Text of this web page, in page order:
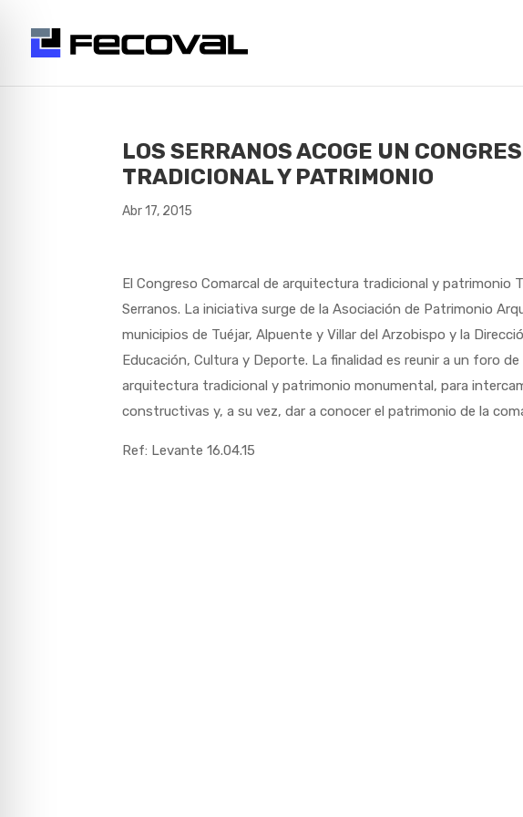
LOS SERRANOS ACOGE UN
TRADICIONAL Y PATRIMONIO
Abr 17, 2015
El Congreso Comarcal de arquitectura tradicional y patrimonio
Serranos. La iniciativa surge de la Asociación de Patrimonio
municipios de Tuéjar, Alpuente y Villar del Arzobispo y la
Educación, Cultura y Deporte. La finalidad es reunir a un foro
arquitectura tradicional y patrimonio monumental, para
constructivas y, a su vez, dar a conocer el patrimonio de la
Ref: Levante 16.04.15